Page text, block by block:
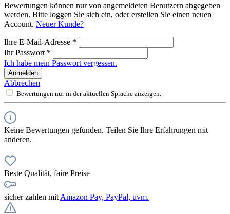
Bewertungen können nur von angemeldeten Benutzern abgegeben
werden. Bitte loggen Sie sich ein, oder erstellen Sie einen neuen
Account. Neuer Kunde?
Ihre E-Mail-Adresse *
Ihr Passwort *
Ich habe mein Passwort vergessen.
Anmelden
Abbrechen
Bewertungen nur in der aktuellen Sprache anzeigen.
Keine Bewertungen gefunden. Teilen Sie Ihre Erfahrungen mit
anderen.
Beste Qualität, faire Preise
sicher zahlen mit Amazon Pay, PayPal, uvm.